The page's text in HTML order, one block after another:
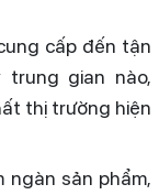
cấp đến tận
gian nào,
thị trường hiện
ngàn sản phẩm,